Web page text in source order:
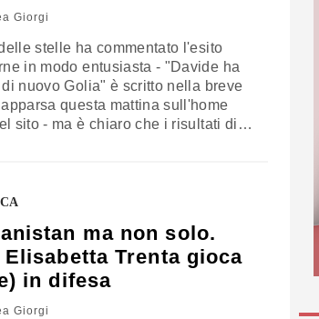
Giorgi
delle stelle ha commentato l'esito
in modo entusiasta - "Davide ha
di nuovo Golia" è scritto nella breve
questa mattina sull'home
sito - ma è chiaro che i risultati di
ma non solo.
Elisabetta Trenta gioca
in difesa
Giorgi